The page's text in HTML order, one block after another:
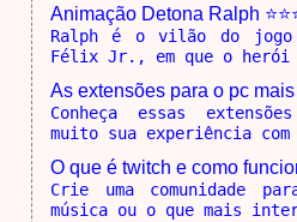
Animação Detona Ralph
Ralph é o vilão do jogo
Félix Jr., em que o herói
As extensões para o pc
Conheça essas
muito sua experiência
O que é twitch e como
Crie uma comunidade
música ou o que mais